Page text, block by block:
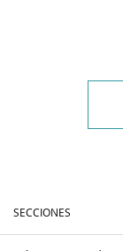
SECCIONES